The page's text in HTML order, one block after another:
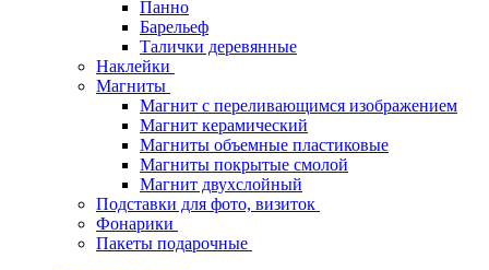
Панно
Барельеф
Талички деревянные
Наклейки
Магниты
Магнит с переливающимся изображением
Магнит керамический
Магниты объемные пластиковые
Магниты покрытые смолой
Магнит двухслойный
Подставки для фото, визиток
Фонарики
Пакеты подарочные